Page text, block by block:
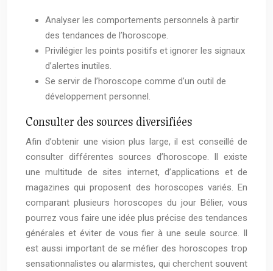
Analyser les comportements personnels à partir
des tendances de l’horoscope.
Privilégier les points positifs et ignorer les signaux
d’alertes inutiles.
Se servir de l’horoscope comme d’un outil de
développement personnel.
Consulter des sources diversifiées
Afin d’obtenir une vision plus large, il est conseillé de
consulter différentes sources d’horoscope. Il existe
une multitude de sites internet, d’applications et de
magazines qui proposent des horoscopes variés. En
comparant plusieurs horoscopes du jour Bélier, vous
pourrez vous faire une idée plus précise des tendances
générales et éviter de vous fier à une seule source. Il
est aussi important de se méfier des horoscopes trop
sensationnalistes ou alarmistes, qui cherchent souvent